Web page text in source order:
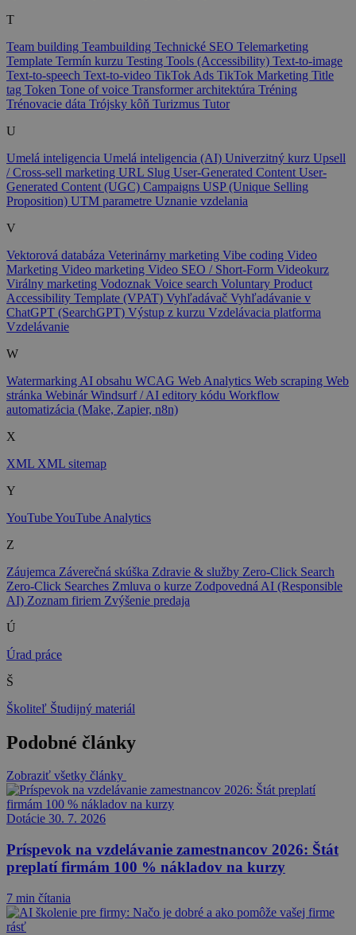
T
Team building Teambuilding Technické SEO Telemarketing
Template Termín kurzu Testing Tools (Accessibility) Text-to-image
Text-to-speech Text-to-video TikTok Ads TikTok Marketing Title
tag Token Tone of voice Transformer architektúra Tréning
Trénovacie dáta Trójsky kôň Turizmus Tutor
U
Umelá inteligencia Umelá inteligencia (AI) Univerzitný kurz Upsell
/ Cross-sell marketing URL Slug User-Generated Content User-
Generated Content (UGC) Campaigns USP (Unique Selling
Proposition) UTM parametre Uznanie vzdelania
V
Vektorová databáza Veterinárny marketing Vibe coding Video
Marketing Video marketing Video SEO / Short-Form Videokurz
Virálny marketing Vodoznak Voice search Voluntary Product
Accessibility Template (VPAT) Vyhľadávač Vyhľadávanie v
ChatGPT (SearchGPT) Výstup z kurzu Vzdelávacia platforma
Vzdelávanie
W
Watermarking AI obsahu WCAG Web Analytics Web scraping Web
stránka WebinárWindsurf / AI editory kódu Workflow
automatizácia (Make, Zapier, n8n)
X
XML XML sitemap
Y
YouTubeYouTube Analytics
Z
Záujemca Záverečná skúška Zdravie & služby Zero-Click Search
Zero-Click Searches Zmluva o kurze Zodpovedná AI (Responsible
AI) Zoznam firiem Zvýšenie predaja
Ú
Úrad práce
Š
Školiteľ Študijný materiál
Podobné články
Zobraziť všetky články
Dotácie 30. 7. 2026
Príspevok na vzdelávanie zamestnancov 2026: Štát
preplatí firmám 100 % nákladov na kurzy
7 min čítania